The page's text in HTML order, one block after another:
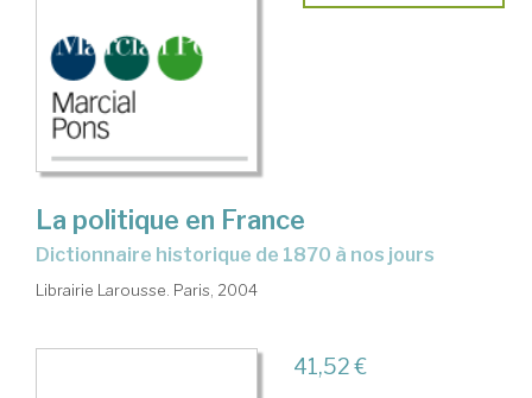
La politique en France
dictionnaire historique de 1870 à nos jours
Librairie Larousse. Paris, 2004
41,52 €